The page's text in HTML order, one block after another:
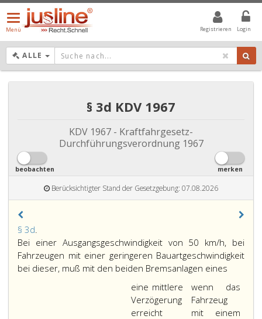
Registrieren Login
Menü
öffnen/schließen
Menü
ALLE DROPDOWN: GEWÄHLTER WERT IST ALLE
§ 3d KDV 1967
KDV 1967 - Kraftfahrgesetz-
Durchführungsverordnung 1967
beobachten merken
Berücksichtigter Stand der Gesetzgebung: 07.08.2026
§ 3d.
3
d,
Bei einer Ausgangsgeschwindigkeit von 50 km/h, bei
Fahrzeugen mit einer geringeren Bauartgeschwindigkeit
bei dieser, muß mit den beiden Bremsanlagen eines
eine mittlere
Verzögerung
erreicht
wenn das
Fahrzeug
mit einem